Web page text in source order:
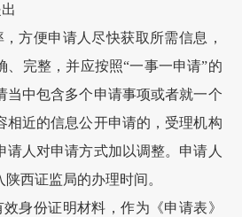
方便申请人尽快获取所需信息，
、完整，并应按照“一事一申请”的
当中包含多个申请事项或者就一个
相近的信息公开申请的，受理机构
请人对申请方式加以调整。申请人
陕西证监局的办理时间。
身份证明材料，作为《申请表》